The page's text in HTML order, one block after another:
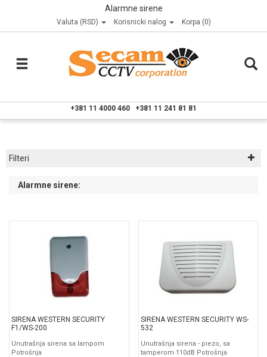
Alarmne sirene
Valuta (RSD) Korisnicki nalog Korpa (0)
+381 11 4000 460 +381 11 241 81 81
Filteri
Alarmne sirene:
SIRENA WESTERN SECURITY
F1/WS-200
Unutrašnja sirena sa lampom
Potrošnja
SIRENA WESTERN SECURITY WS-
532
Unutrašnja sirena - piezo, sa
tamperom 110dB Potrošnja